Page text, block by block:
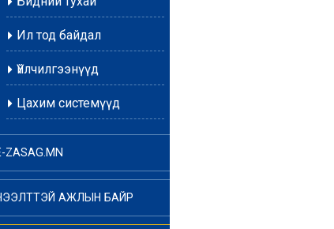
Ил тод байдал
Үйлчилгээнүүд
Цахим системүүд
ZASAG.MN
АЖЛЫН БАЙР